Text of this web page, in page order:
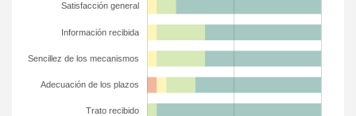
Satisfacción general
Información recibida
Sencillez de los mecanismos
Adecuación de los plazos
Trato recibido